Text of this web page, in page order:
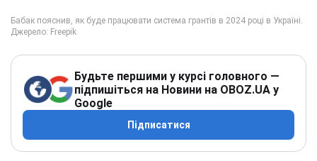
Будьте першими у курсі головного —
підпишіться на Новини на OBOZ.UA у
Google
Підписатися